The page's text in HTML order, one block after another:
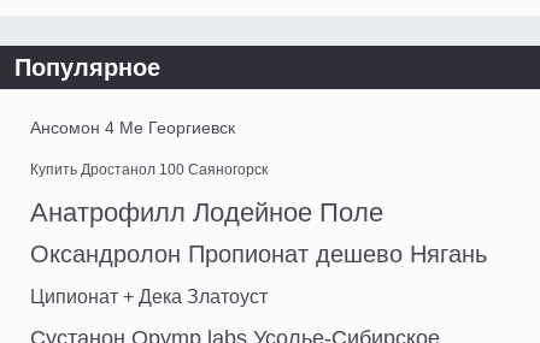
Популярное
Ансомон 4 Ме Георгиевск
Купить Дростанол 100 Саяногорск
Анатрофилл Лодейное Поле
Оксандролон Пропионат дешево Нягань
Ципионат + Дека Златоуст